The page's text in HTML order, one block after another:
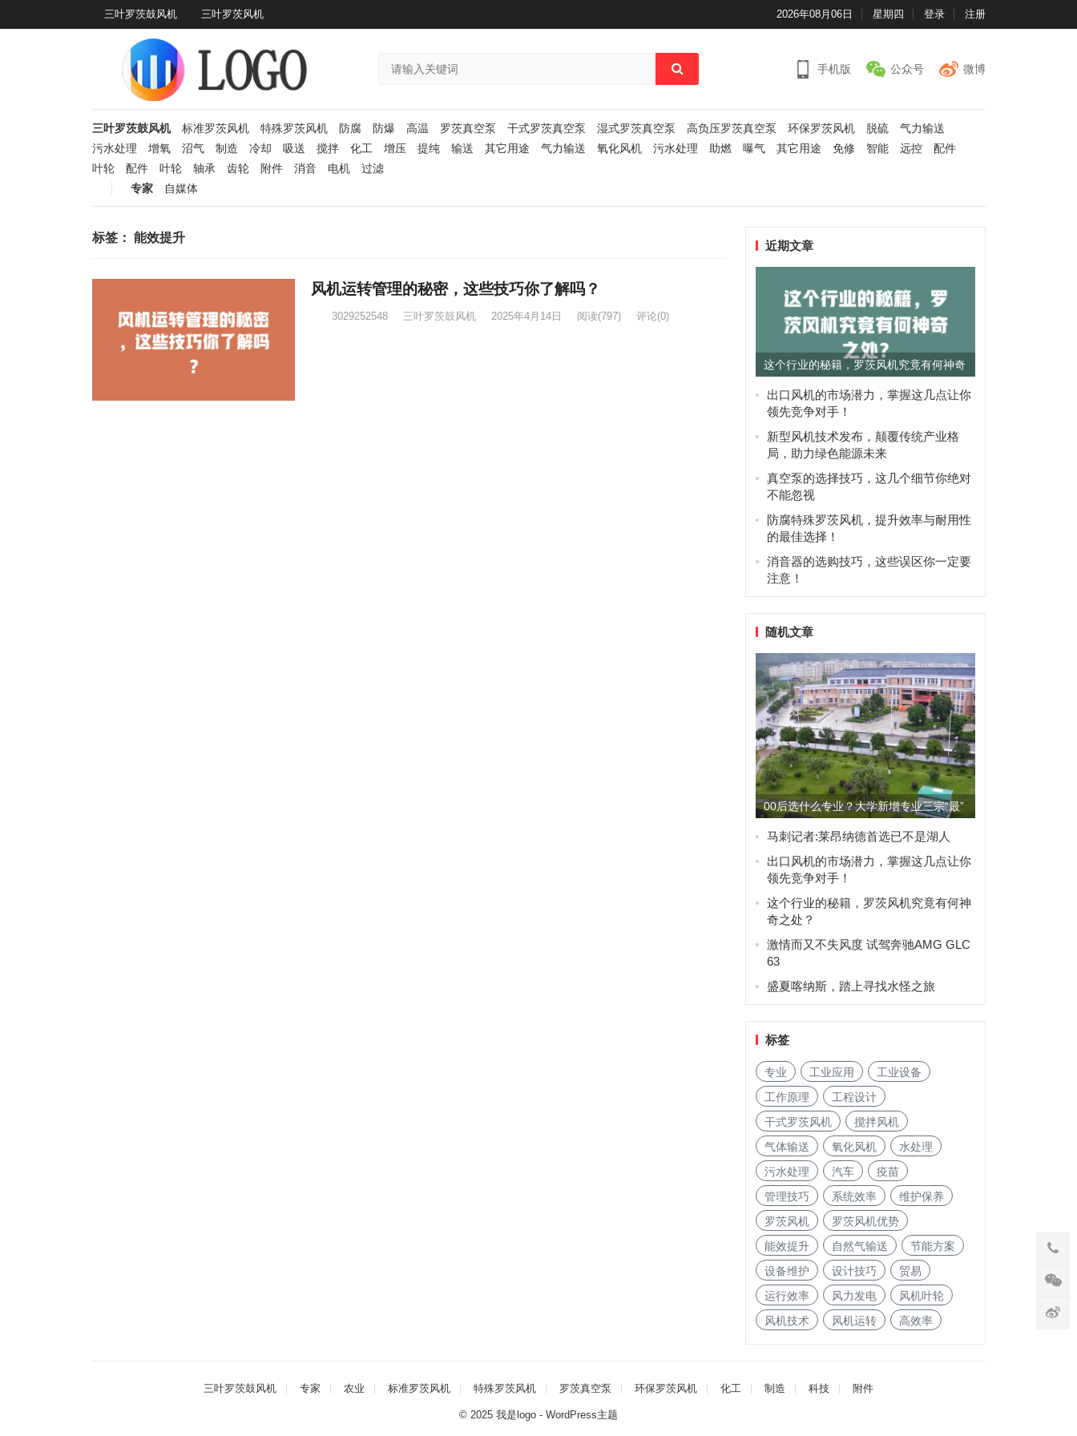
三叶罗茨鼓风机 三叶罗茨风机 2026年08月06日 星期四 登录 注册
手机版 公众号 微博
三叶罗茨鼓风机 标准罗茨风机 特殊罗茨风机 防腐 防爆 高温 罗茨真空泵 干式罗茨真空泵 湿式罗茨真空泵 高负压罗茨真空泵 环保罗茨风机 脱硫
气力输送
污水处理
增氧 沼气 制造 冷却 吸送 搅拌 化工 增压 提纯 输送 其它用途 气力输送 氧化风机 污水处理 助燃 曝气 其它用途 免修 智能 远控
配件
叶轮
配件 叶轮 轴承 齿轮 附件 消音 电机
过滤
专家
自媒体
标签： 能效提升
风机运转管理的秘密，这些技巧你了解吗？
3029252548 三叶罗茨鼓风机 2025年4月14日 阅读(797) 评论(0)
近期文章
这个行业的秘籍，罗茨风机究竟有何神奇
之处？
出口风机的市场潜力，掌握这几点让你
领先竞争对手！
新型风机技术发布，颠覆传统产业格
局，助力绿色能源未来
真空泵的选择技巧，这几个细节你绝对
不能忽视
防腐特殊罗茨风机，提升效率与耐用性
的最佳选择！
消音器的选购技巧，这些误区你一定要
注意！
随机文章
00后选什么专业？大学新增专业三宗“最”
马刺记者:莱昂纳德首选已不是湖人
出口风机的市场潜力，掌握这几点让你
领先竞争对手！
这个行业的秘籍，罗茨风机究竟有何神
奇之处？
激情而又不失风度 试驾奔驰AMG GLC
63
盛夏喀纳斯，踏上寻找水怪之旅
标签
专业 工业应用
工业设备
工作原理
工程设计
干式罗茨风机
搅拌风机
气体输送
氧化风机
水处理
污水处理
汽车
疫苗
管理技巧
系统效率
维护保养
罗茨风机
罗茨风机优势
能效提升
自然气输送
节能方案
设备维护
设计技巧
贸易
运行效率
风力发电
风机叶轮
风机技术
风机运转 高效率
三叶罗茨鼓风机 专家 农业 标准罗茨风机 特殊罗茨风机 罗茨真空泵 环保罗茨风机 化工 制造 科技 附件
© 2025 我是logo - WordPress主题